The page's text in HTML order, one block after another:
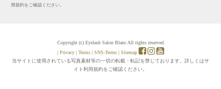
用規約をご確認ください。
Copyright (c) Eyelash Salon Blanc All rights reserved
| Privacy | Terms | SNS-Terms | Sitemap
当サイトに使用されている写真素材等の一切の転載・転記を禁じております。詳しくはサ
イト利用規約をご確認ください。